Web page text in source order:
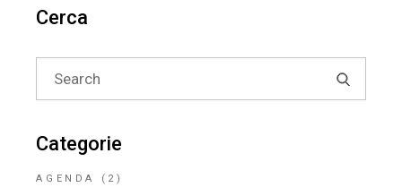
Cerca
for:
Categorie
AGENDA (2)